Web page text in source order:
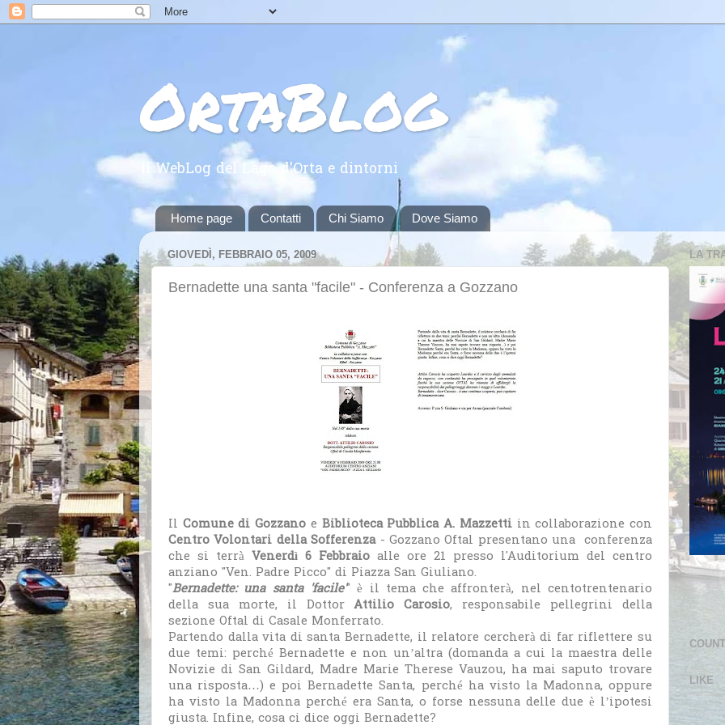
OrtaBlog
Il WebLog del Lago d'Orta e dintorni
Home page Contatti Chi Siamo Dove Siamo
GIOVEDÌ, FEBBRAIO 05, 2009
Bernadette una santa "facile" - Conferenza a Gozzano
Il Comune di Gozzano e Biblioteca Pubblica A. Mazzetti in collaborazione con
Centro Volontari della Sofferenza - Gozzano Oftal presentano una conferenza
che si terrà Venerdì 6 Febbraio alle ore 21 presso l'Auditorium del centro
anziano "Ven. Padre Picco" di Piazza San Giuliano.
"Bernadette: una santa 'facile'" è il tema che affronterà, nel centotrentenario
della sua morte, il DottorAttilio Carosio, responsabile pellegrini della
sezione Oftal di Casale Monferrato.
Partendo dalla vita di santa Bernadette, il relatore cercherà di far riflettere su
due temi: perché Bernadette e non un’altra (domanda a cui la maestra delle
Novizie di San Gildard, Madre Marie Therese Vauzou, ha mai saputo trovare
una risposta…) e poi Bernadette Santa, perché ha visto la Madonna, oppure
ha visto la Madonna perché era Santa, o forse nessuna delle due è l’ipotesi
giusta. Infine, cosa ci dice oggi Bernadette?
LA
LIKE